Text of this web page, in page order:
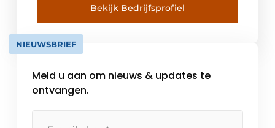
creëren. Dat leidt tot meer rust en
rendement, zowel bij de ondernemer als bij
werknemers. Met het ‘Nieuwe Rendement
[…]
Bekijk Bedrijfsprofiel
NIEUWSBRIEF
Meld u aan om nieuws & updates te
ontvangen.